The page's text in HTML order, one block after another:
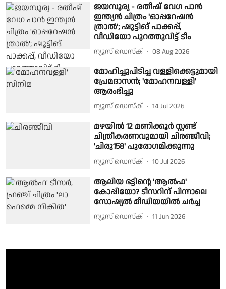
ജയസൂര്യ - രതീഷ് വേഗ പാൻ
ഇന്ത്യൻ ചിത്രം 'ഓപ്പറേഷൻ
ത്രാൽ'; ഷൂട്ടിങ് പാക്കപ്പ്,
വീഡിയോ പുറത്തുവിട്ട് ടീം
ന്യൂസ് ഡെസ്ക് 08 Aug 2026
മോഹിച്ചുപിടിച്ച വള്ളിക്കെട്ടുമായി
പ്രേമദാസൻ; 'മോഹനവള്ളി'
ആരംഭിച്ചു
ന്യൂസ് ഡെസ്ക് 14 Jul 2026
മഴയിൽ 12 മണിക്കൂർ സ്റ്റണ്ട്
ചിത്രീകരണവുമായി ചിരഞ്ജീവി;
'ചിരു158' പുരോഗമിക്കുന്നു
ന്യൂസ് ഡെസ്ക് 10 Jul 2026
ആലിയ ഭട്ടിന്റെ 'ആൽഫ'
കോപ്പിയോ? ടീസറിന് പിന്നാലെ
സോഷ്യൽ മീഡിയയിൽ ചർച്ച
ന്യൂസ് ഡെസ്ക് 11 Jun 2026